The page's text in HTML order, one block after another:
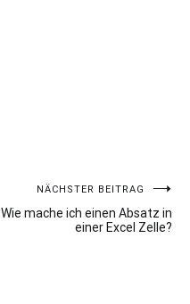
NÄCHSTER BEITRAG
Wie mache ich einen Absatz in
einer Excel Zelle?